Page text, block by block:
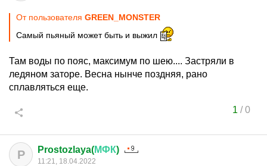
От пользователя GREEN_MONSTER
Самый пьяный может быть и выжил
Там воды по пояс, максимум по шею.... Застряли в
ледяном заторе. Весна нынче поздняя, рано
сплавляться еще.
1 /0
P Prostozlaya(МФК)
11:21, 18.04.2022